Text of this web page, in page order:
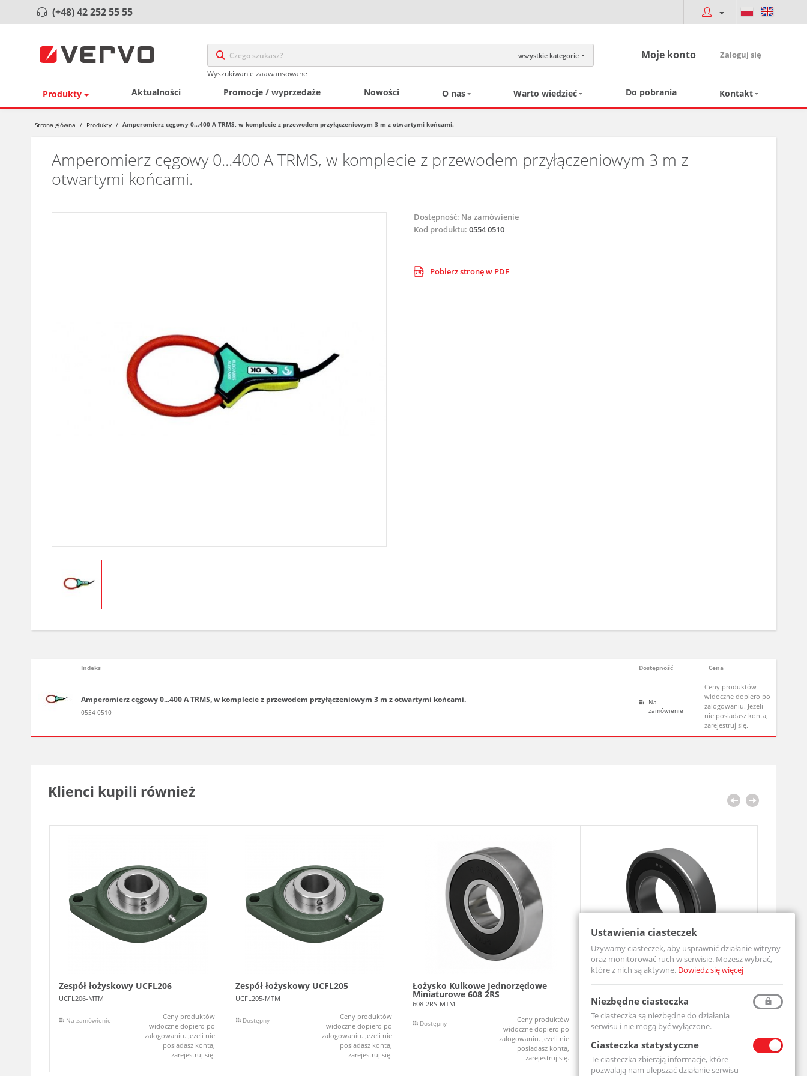
(+48) 42 252 55 55
wszystkie kategorie
Wyszukiwanie zaawansowane
Moje konto Zaloguj się
Produkty Aktualności Promocje / wyprzedaże Nowości O nas Warto wiedzieć Do pobrania Kontakt
Strona główna / Produkty / Amperomierz cęgowy 0...400 A TRMS, w komplecie z przewodem przyłączeniowym 3 m z otwartymi końcami.
Amperomierz cęgowy 0...400 A TRMS, w komplecie z przewodem przyłączeniowym 3 m z
otwartymi końcami.
Dostępność: Na zamówienie
Kod produktu: 0554 0510
Pobierz stronę w PDF
Indeks Dostępność Cena
Amperomierz cęgowy 0...400 A TRMS, w komplecie z przewodem przyłączeniowym 3 m z otwartymi końcami.
0554 0510
Na
zamówienie
Ceny produktów
widoczne dopiero po
zalogowaniu. Jeżeli
nie posiadasz konta,
zarejestruj się.
Klienci kupili również
Zespół łożyskowy UCFL206
UCFL206-MTM
Na zamówienie
Ceny produktów
widoczne dopiero po
zalogowaniu. Jeżeli nie
posiadasz konta,
zarejestruj się.
Zespół łożyskowy UCFL205
UCFL205-MTM
Dostępny
Ceny produktów
widoczne dopiero po
zalogowaniu. Jeżeli nie
posiadasz konta,
zarejestruj się.
Łożysko Kulkowe Jednorzędowe
Miniaturowe 608 2RS
608-2RS-MTM
Dostępny
Ceny produktów
widoczne dopiero po
zalogowaniu. Jeżeli nie
posiadasz konta,
zarejestruj się.
Łożysko Kulkowe Jednorzędowe 6204
6204-2RS-MTM
Dostępny
Ceny produktów
widoczne dopiero po
posiadasz konta,
zarejestruj się.
Zespół
UCF206-
Ustawienia ciasteczek
Używamy ciasteczek, aby usprawnić działanie witryny
oraz monitorować ruch w serwisie. Możesz wybrać,
które z nich są aktywne. Dowiedz się więcej
Niezbędne ciasteczka
Te ciasteczka są niezbędne do działania
serwisu i nie mogą być wyłączone.
Ciasteczka statystyczne
Te ciasteczka zbierają informacje, które
pozwalają nam ulepszać działanie serwisu